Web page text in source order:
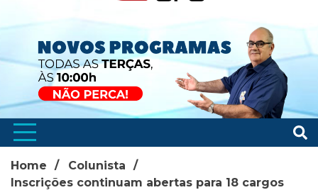
Home
Colunista
Inscrições continuam abertas para 18 cargos